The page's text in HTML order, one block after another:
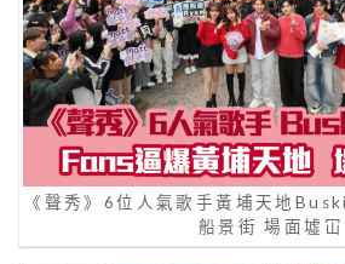
《聲秀》6位人氣歌手黃埔天地
船景街 場面墟冚